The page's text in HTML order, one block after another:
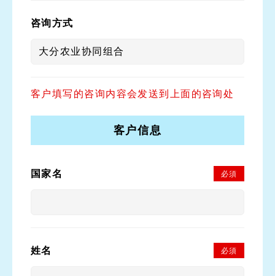
咨询方式
客户填写的咨询内容会发送到上面的咨询处
客户信息
国家名 必須
姓名 必須